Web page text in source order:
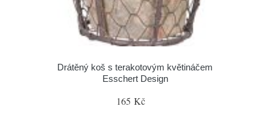
Drátěný koš s terakotovým květináčem
Esschert Design
165 Kč